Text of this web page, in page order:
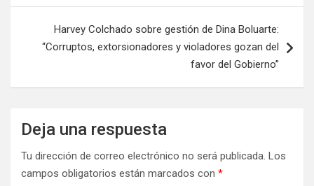
Harvey Colchado sobre gestión de Dina Boluarte:
“Corruptos, extorsionadores y violadores gozan del
favor del Gobierno”
Deja una respuesta
Tu dirección de correo electrónico no será publicada. Los
campos obligatorios están marcados con *